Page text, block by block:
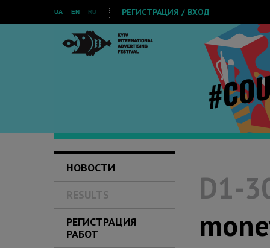
UA EN RU РЕГИСТРАЦИЯ / ВХОД
НОВОСТИ
RESULTS
РЕГИСТРАЦИЯ
РАБОТ
D1-